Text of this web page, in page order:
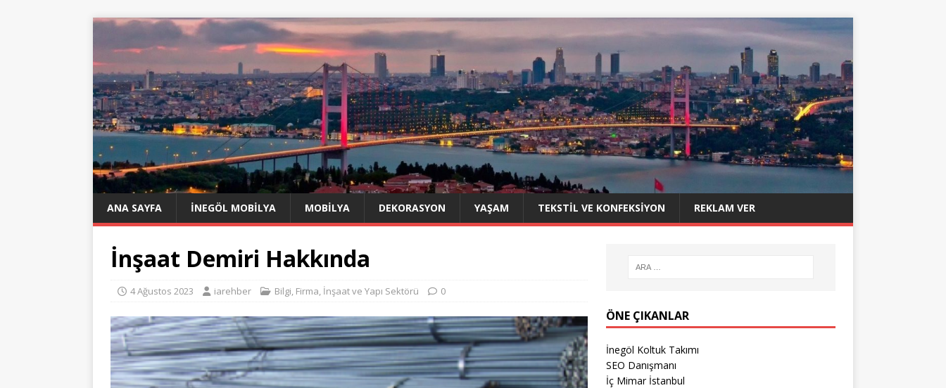
ANA SAYFA İNEGÖL MOBILYA MOBILYA DEKORASYON YAŞAM TEKSTIL VE KONFEKSIYON REKLAM VER
İnşaat Demiri Hakkında
4 Ağustos 2023 iarehber Bilgi, Firma, İnşaat ve Yapı Sektörü 0
ÖNE ÇIKANLAR
İnegöl Koltuk Takımı
SEO Danışmanı
İç Mimar İstanbul